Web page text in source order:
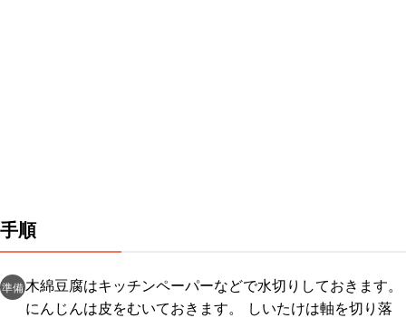
手順
準備木綿豆腐はキッチンペーパーなどで水切りしておきます。
にんじんは皮をむいておきます。 しいたけは軸を切り落